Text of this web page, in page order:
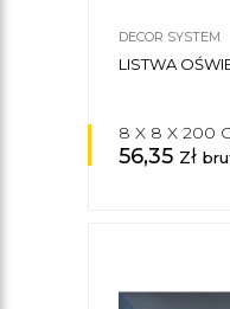
DECOR SYSTEM
LISTWA
8 X 8 X 200
56,35 zł